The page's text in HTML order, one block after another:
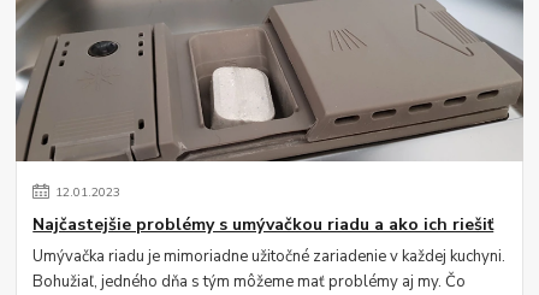
12.01.2023
Najčastejšie problémy s umývačkou riadu a ako ich riešiť
Umývačka riadu je mimoriadne užitočné zariadenie v každej kuchyni.
Bohužiaľ, jedného dňa s tým môžeme mať problémy aj my. Čo